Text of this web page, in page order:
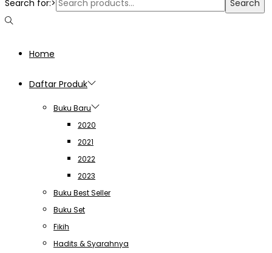
Search for:> Search
Home
Daftar Produk
Buku Baru
2020
2021
2022
2023
Buku Best Seller
Buku Set
Fikih
Hadits & Syarahnya